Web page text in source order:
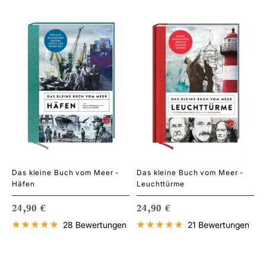
Das kleine Buch vom Meer -
Häfen
ANGEBOTSPREIS
24,90 €
28 Bewertungen
Das kleine Buch vom Meer -
Leuchttürme
ANGEBOTSPREIS
24,90 €
21 Bewertungen